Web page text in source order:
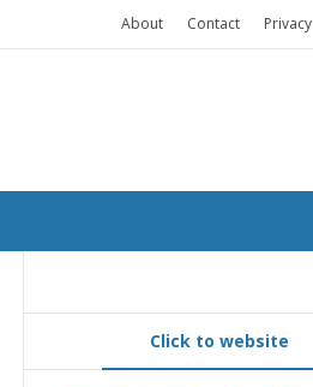
About Contact Privacy
Click to website